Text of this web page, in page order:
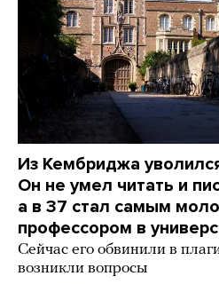
Из Кембриджа
Он не умел читать и
а в 37 стал самым
профессором в
Сейчас его обвинили в
возникли вопросы